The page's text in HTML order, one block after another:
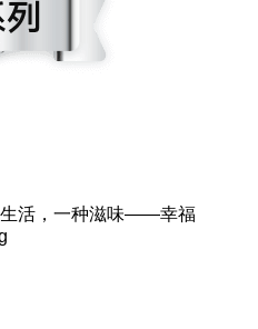
生活，一种滋味——幸福